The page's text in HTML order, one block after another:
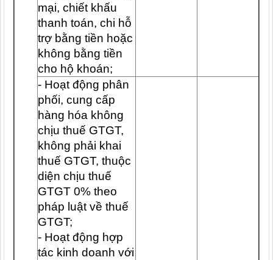
mại, chiết khấu
thanh toán, chi hỗ
trợ bằng tiền hoặc
không bằng tiền
cho hộ khoán;
- Hoạt động phân
phối, cung cấp
hàng hóa không
chịu thuế GTGT,
không phải khai
thuế GTGT, thuộc
diện chịu thuế
GTGT 0% theo
pháp luật về thuế
GTGT;
- Hoạt động hợp
tác kinh doanh với